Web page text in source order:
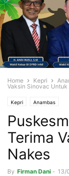
Home Kepri
Vaksin Sinovac Untuk
Kepri Anambas
Terima
Nakes
By Firman Dani - 13/